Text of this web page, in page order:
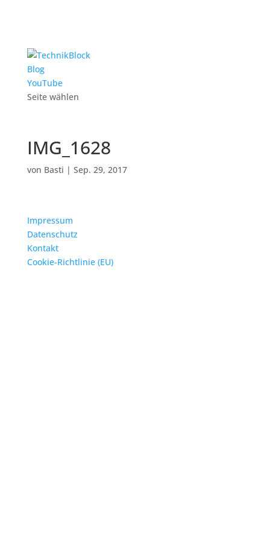
Blog
YouTube
Seite wählen
IMG_1628
von Basti | Sep. 29, 2017
Impressum
Datenschutz
Kontakt
Cookie-Richtlinie (EU)